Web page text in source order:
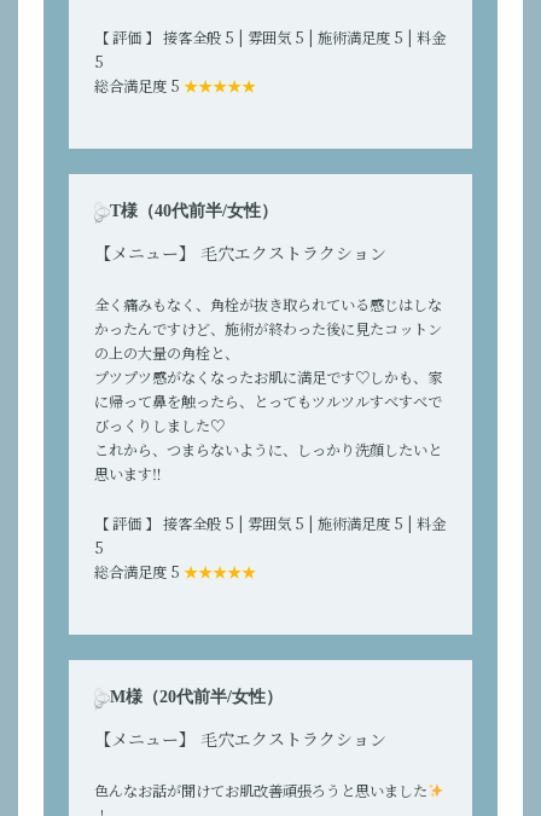
【 評価 】 接客全般 5 | 雰囲気 5 | 施術満足度 5 | 料金
5
総合満足度 5 ★★★★★
T様（40代前半/女性）
【メニュー】 毛穴エクストラクション
全く痛みもなく、角栓が抜き取られている感じはしな
かったんですけど、施術が終わった後に見たコットン
の上の大量の角栓と、
プツプツ感がなくなったお肌に満足です♡しかも、家
に帰って鼻を触ったら、とってもツルツルすべすべで
びっくりしました♡
これから、つまらないように、しっかり洗顔したいと
思います‼
【 評価 】 接客全般 5 | 雰囲気 5 | 施術満足度 5 | 料金
5
総合満足度 5 ★★★★★
M様（20代前半/女性）
【メニュー】 毛穴エクストラクション
色んなお話が聞けてお肌改善頑張ろうと思いました